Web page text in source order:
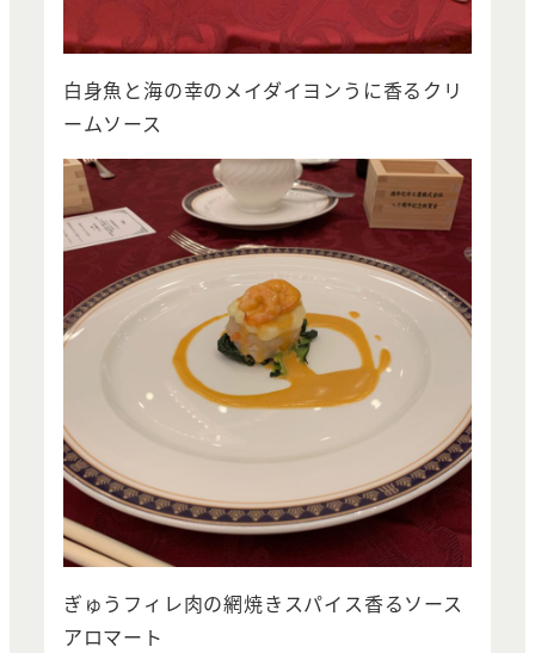
白身魚と海の幸のメイダイヨンうに香るクリ
ームソース
ぎゅうフィレ肉の網焼きスパイス香るソース
アロマート